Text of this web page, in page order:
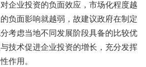
企业投资的负面效应，市场化程度越
负面影响就越弱，故建议政府在制定
考虑当地不同发展阶段具备的比较优
技术促进企业投资的增长，充分发挥
作用。